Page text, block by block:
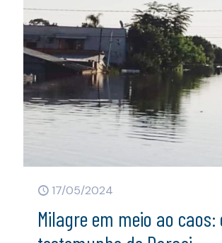
17/05/2024
Milagre em meio ao caos: